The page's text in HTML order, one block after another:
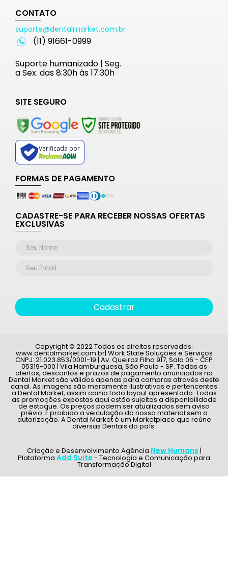
CONTATO
suporte@dentalmarket.com.br
(11) 91661-0999
Suporte humanizado | Seg.
a Sex. das 8:30h às 17:30h
SITE SEGURO
Verificada por
FORMAS DE PAGAMENTO
CADASTRE-SE PARA RECEBER NOSSAS OFERTAS
EXCLUSIVAS
Cadastrar
Copyright © 2022 Todos os direitos reservados:
www.dentalmarket.com.br| Work State Soluções e Serviços
CNPJ: 21.023.853/0001-19 | Av. Queiroz Filho 917, Sala 06 - CEP
05319-000 | Vila Hamburguesa, São Paulo - SP. Todas as
ofertas, descontos e prazos de pagamento anunciados na
Dental Market são válidos apenas para compras através deste
canal. As imagens são meramente ilustrativas e pertencentes
a Dental Market, assim como todo layout apresentado. Todas
as promoções expostas aqui estão sujeitas a disponibilidade
de estoque. Os preços podem ser atualizados sem aviso
prévio. É proibido a veiculação do nosso material sem a
autorização. A Dental Market é um Marketplace que reúne
diversas Dentais do país.
Criação e Desenvolvimento Agência New Humans |
Plataforma Add Suite - Tecnologia e Comunicação para
Transformação Digital